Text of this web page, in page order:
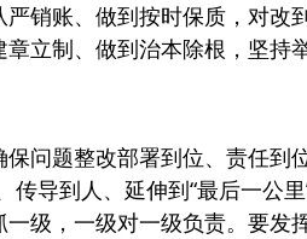
销账、做到按时保质，对改
立制、做到治本除根，坚持
问题整改部署到位、责任到
传导到人、延伸到“最后一公
级，一级对一级负责。要发